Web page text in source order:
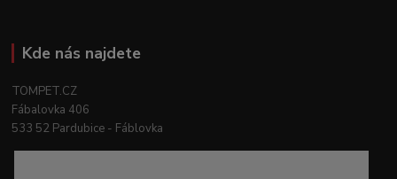
Kde nás najdete
TOMPET.CZ
Fábalovka 406
533 52 Pardubice - Fáblovka